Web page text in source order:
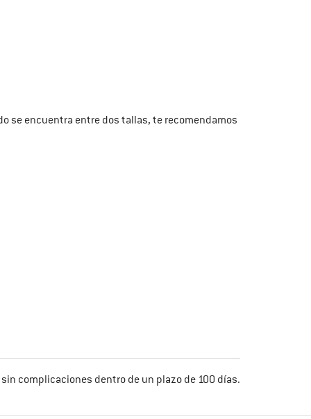
se encuentra entre dos tallas, te recomendamos
complicaciones dentro de un plazo de 100 días.